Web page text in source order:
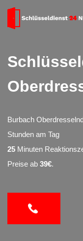
Burbach
Stunden am Tag
25 Minuten
Preise ab 39€.